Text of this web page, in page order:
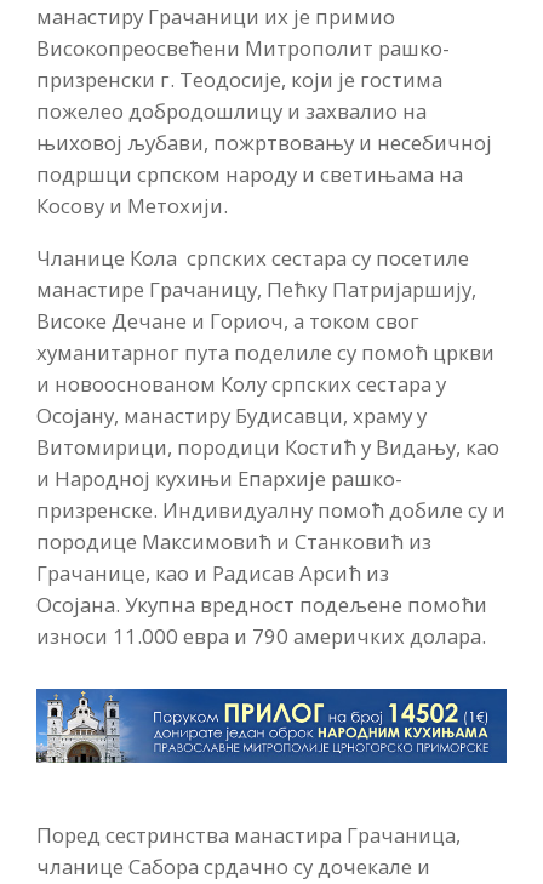
манастиру Грачаници их је примио
Високопреосвећени Митрополит рашко-
призренски г. Теодосије, који је гостима
пожелео добродошлицу и захвалио на
њиховој љубави, пожртвовању и несебичној
подршци српском народу и светињама на
Косову и Метохији.
Чланице Кола српских сестара су посетиле
манастире Грачаницу, Пећку Патријаршију,
Високе Дечане и Гориоч, а током свог
хуманитарног пута поделиле су помоћ цркви
и новооснованом Колу српских сестара у
Осојану, манастиру Будисавци, храму у
Витомирици, породици Костић у Видању, као
и Народној кухињи Епархије рашко-
призренске. Индивидуалну помоћ добиле су и
породице Максимовић и Станковић из
Грачанице, као и Радисав Арсић из
Осојана. Укупна вредност подељене помоћи
износи 11.000 евра и 790 америчких долара.
Поред сестринства манастира Грачаница,
чланице Сабора срдачно су дочекале и